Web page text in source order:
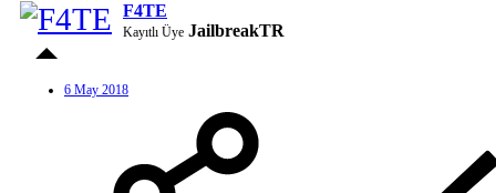
F4TE
Kayıtlı Üye JailbreakTR
6 May 2018